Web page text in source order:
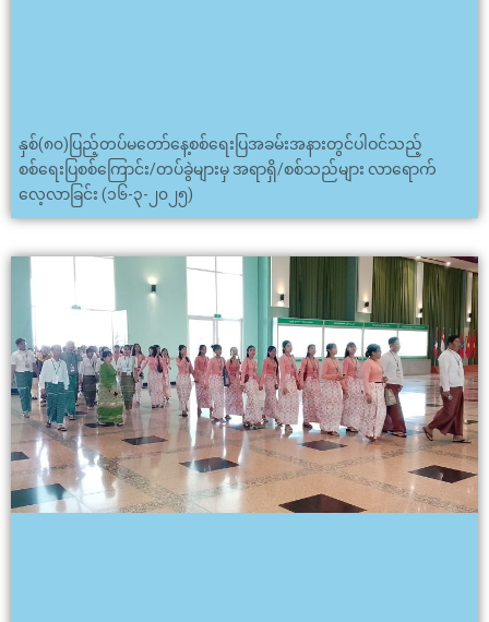
နှစ်(၈၀)ပြည့်တပ်မတော်နေ့စစ်ရေးပြအခမ်းအနားတွင်ပါဝင်သည့်
စစ်ရေးပြစစ်ကြောင်း/တပ်ခွဲများမှ အရာရှိ/စစ်သည်များ လာရောက်
လေ့လာခြင်း (၁၆-၃-၂၀၂၅)